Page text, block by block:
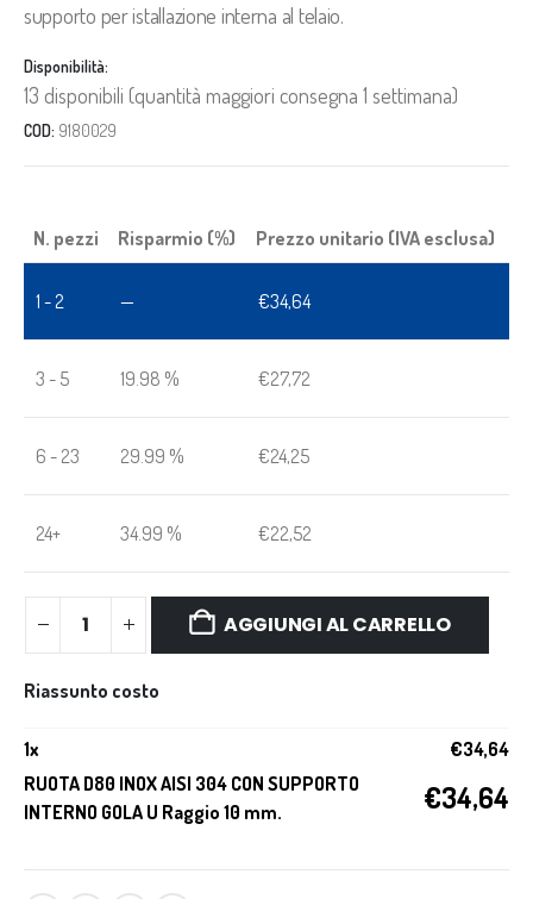
supporto per istallazione interna al telaio.
Disponibilità:
13 disponibili (quantità maggiori consegna 1 settimana)
COD: 9180029
N. pezzi Risparmio (%) Prezzo unitario (IVA esclusa)
1 - 2 — €34,64
3 - 5 19.98 % €27,72
6 - 23 29.99 % €24,25
24+ 34.99 % €22,52
AGGIUNGI AL CARRELLO
Riassunto costo
1x €34,64
RUOTA D80 INOX AISI 304 CON SUPPORTO
INTERNO GOLA U Raggio 10 mm.
€34,64